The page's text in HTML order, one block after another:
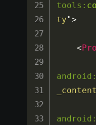
tools:
ty">
<
android:
_content
android: